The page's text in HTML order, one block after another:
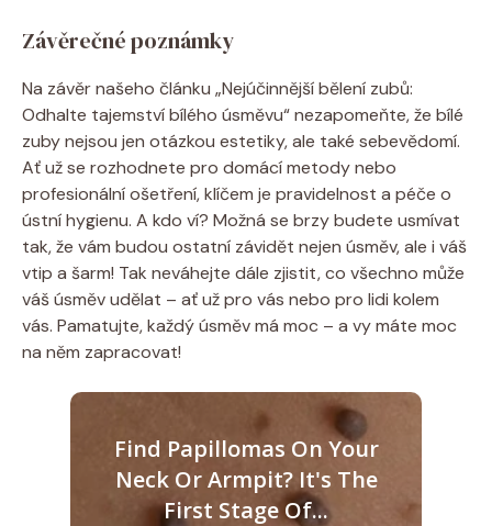
Závěrečné poznámky
Na závěr našeho článku „Nejúčinnější bělení zubů:
Odhalte tajemství bílého úsměvu“ nezapomeňte, že bílé
zuby nejsou jen otázkou estetiky, ale také sebevědomí.
Ať už se rozhodnete pro domácí metody nebo
profesionální ošetření, klíčem je pravidelnost a péče o
ústní hygienu. A kdo ví? Možná se brzy budete usmívat
tak, že vám budou ostatní závidět nejen úsměv, ale i váš
vtip a šarm! Tak neváhejte dále zjistit, co všechno může
váš úsměv udělat – ať už pro vás nebo pro lidi kolem
vás. Pamatujte, každý úsměv má moc – a vy máte moc
na něm zapracovat!
Find Papillomas On Your
Neck Or Armpit? It's The
First Stage Of...